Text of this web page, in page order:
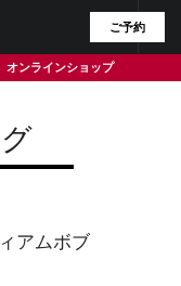
ご予約
オンラインショップ
アムボブ